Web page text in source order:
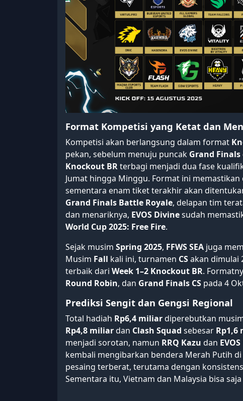
Format Kompetisi yang Ketat dan
Kompetisi akan berlangsung dalam format
pekan, sebelum menuju puncak Grand Finals
Knockout BRterbagi menjadi dua fase
Jumat hingga Minggu. Format ini
sementara enam tiket terakhir akan
Grand Finals Battle Royale, delapan tim
dan menariknya, EVOS Divinesudah
World Cup 2025: Free Fire.
Sejak musim Spring 2025, FFWS SEA juga
Musim Fall kali ini, turnamen CSakan dimulai
terbaik dari Week 1–2 Knockout BR.
Round Robin, dan Grand Finals CS pada 4
Prediksi Sengit dan Gengsi Regional
Total hadiah Rp6,4 miliardiperebutkan
Rp4,8 miliardan Clash Squad sebesar Rp1,6
menjadi sorotan, namun RRQ Kazu dan
kembali mengibarkan bendera Merah Putih
pesaing terberat, terutama dengan
Sementara itu, Vietnam dan Malaysia bisa